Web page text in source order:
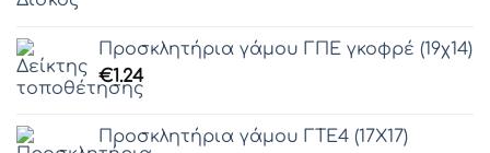
Προσκλητήρια γάμου ΓΠΕ γκοφρέ (19χ14)
€1.24
Προσκλητήρια γάμου ΓΤΕ4 (17Χ17)